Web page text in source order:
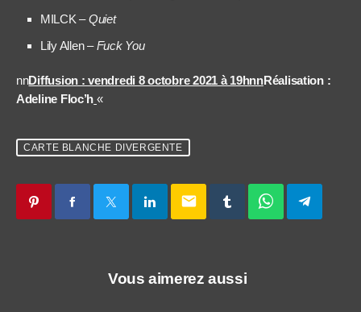
MILCK –Quiet
Lily Allen –Fuck You
nnDiffusion : vendredi 8 octobre 2021 à 19hnnRéalisation :
Adeline Floc’h «
CARTE BLANCHE DIVERGENTE
email
Vous aimerez aussi